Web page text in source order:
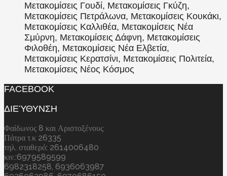
Μετακομίσεις Γουδί, Μετακομίσεις Γκύζη,
Μετακομίσεις Πετράλωνα, Μετακομίσεις Κουκάκι,
Μετακομίσεις Καλλιθέα, Μετακομίσεις Νέα
Σμύρνη, Μετακομίσεις Δάφνη, Μετακομίσεις
Φιλοθέη, Μετακομίσεις Νέα Ελβετία,
Μετακομίσεις Κερατσίνι, Μετακομίσεις Πολιτεία,
Μετακομίσεις Νέος Κόσμος
FACEBOOK
ΔΙΕΎΘΥΝΣΗ
Φαίδωνος 8 και Αριστοξένους
Πάτρα τ.κ 26335
τηλ. σταθερό: 2614006480
κιν.:6979589599
6982318258, 6936063987